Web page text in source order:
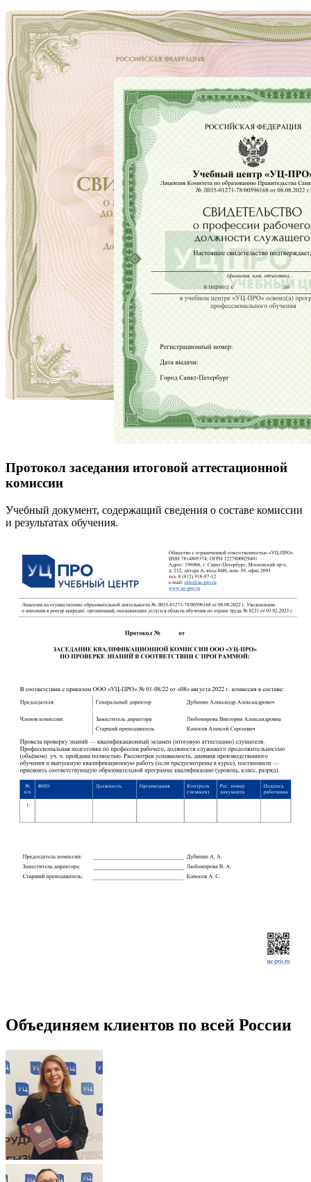
Протокол заседания итоговой аттестационной
комиссии
Учебный документ, содержащий сведения о составе комиссии
и результатах обучения.
Объединяем клиентов по всей России